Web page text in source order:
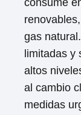
consume
gas
limitadas y
altos
al cambio
medidas